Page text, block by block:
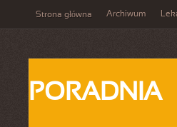
Strona główna Archiwum
PORADNIA